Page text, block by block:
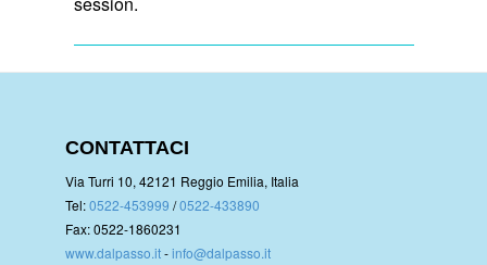
CONTATTACI
Via Turri 10, 42121 Reggio Emilia, Italia
Tel:0522-453999 /0522-433890
Fax: 0522-1860231
www.dalpasso.it-info@dalpasso.it